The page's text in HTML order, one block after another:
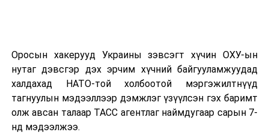
Япон улс өнгөрсөн дайны түүхээс сургамж авч,
дайны эмгэнэлт явдлыг дахин давтахаас зайлсхийх
ёстойг уриалжээ.
Оросын хакерууд Украины зэвсэгт хүчин ОХУ-ын
нутаг дэвсгэр дэх эрчим хүчний байгууламжуудад
халдахад НАТО-той холбоотой мэргэжилтнүүд
тагнуулын мэдээллээр дэмжлэг үзүүлсэн гэх баримт
олж авсан талаар ТАСС агентлаг наймдугаар сарын 7-
нд мэдээлжээ.